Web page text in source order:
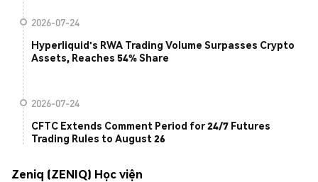
2026-07-24
Hyperliquid's RWA Trading Volume Surpasses Crypto
Assets, Reaches 54% Share
2026-07-24
CFTC Extends Comment Period for 24/7 Futures
Trading Rules to August 26
Zeniq (ZENIQ) Học viện